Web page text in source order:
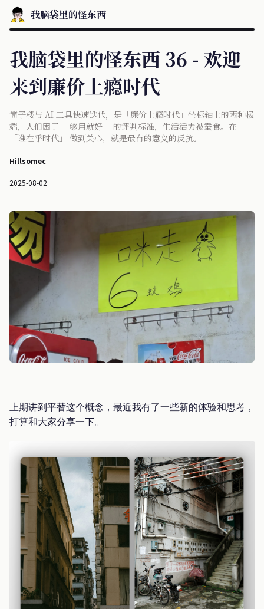
我脑袋里的怪东西
我脑袋里的怪东西 36 - 欢迎
来到廉价上瘾时代
筒子楼与 AI 工具快速迭代，是「廉价上瘾时代」坐标轴上的两种极
端，人们困于 「够用就好」 的评判标准，生活活力被蚕食。在
「谁在乎时代」 做到关心，就是最有的意义的反抗。
Hillsomec
2025-08-02
上期讲到平替这个概念，最近我有了一些新的体验和思考，
打算和大家分享一下。